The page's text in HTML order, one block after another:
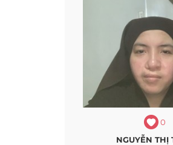
0
NGUYỄN THỊ